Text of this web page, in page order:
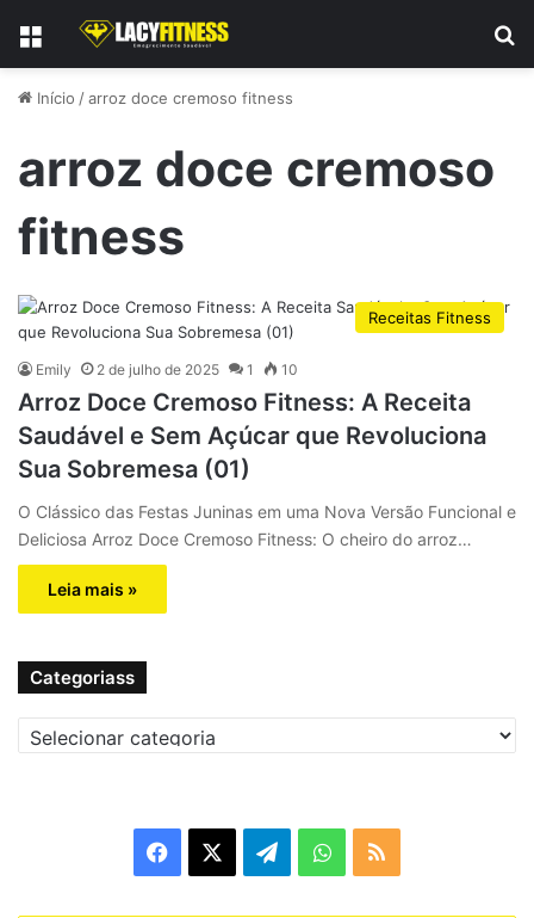
Menu
Início /arroz doce cremoso fitness
arroz doce cremoso
fitness
Receitas Fitness
Emily 2 de julho de 2025 1 10
Arroz Doce Cremoso Fitness: A Receita
Saudável e Sem Açúcar que Revoluciona
Sua Sobremesa (01)
O Clássico das Festas Juninas em uma Nova Versão Funcional e
Deliciosa Arroz Doce Cremoso Fitness: O cheiro do arroz…
Leia mais »
Categoriass
a
W